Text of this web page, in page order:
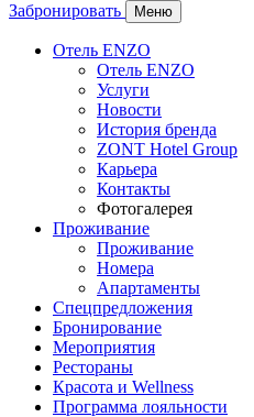
Забронировать Меню
Отель ENZO
Отель ENZO
Услуги
Новости
История бренда
ZONT Hotel Group
Карьера
Контакты
Фотогалерея
Проживание
Проживание
Номера
Апартаменты
Спецпредложения
Бронирование
Мероприятия
Рестораны
Красота и Wellness
Программа лояльности